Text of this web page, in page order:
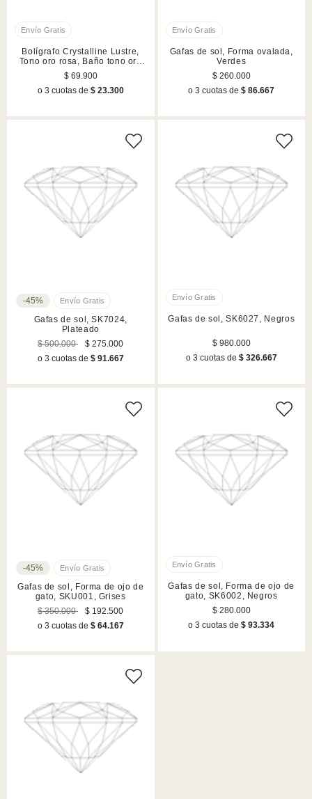
Bolígrafo Crystalline Lustre,
Tono oro rosa, Baño tono oro
rosa
$ 69.900
o 3 cuotas de $ 23.300
Gafas de sol, Forma ovalada,
Verdes
$ 260.000
o 3 cuotas de$ 86.667
-45%
Gafas de sol, SK7024,
Plateado
$ 500.000
$ 275.000
o 3 cuotas de $ 91.667
Gafas de sol, SK6027, Negros
$ 980.000
o 3 cuotas de $ 326.667
-45%
Gafas de sol, Forma de ojo de
gato, SKU001, Grises
$ 350.000
$ 192.500
o 3 cuotas de $ 64.167
Gafas de sol, Forma de ojo de
gato, SK6002, Negros
$ 280.000
o 3 cuotas de$ 93.334